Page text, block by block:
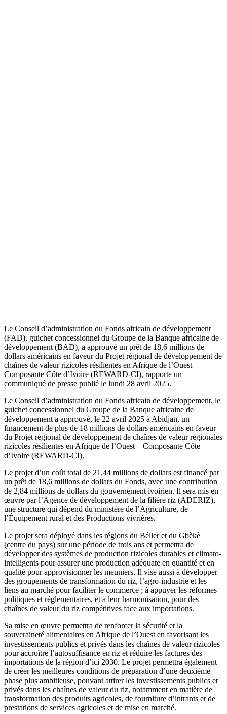
Le Conseil d’administration du Fonds africain de développement
(FAD), guichet concessionnel du Groupe de la Banque africaine de
développement (BAD), a approuvé un prêt de 18,6 millions de
dollars américains en faveur du Projet régional de développement de
chaînes de valeur rizicoles résilientes en Afrique de l’Ouest –
Composante Côte d’Ivoire (REWARD-CI), rapporte un
communiqué de presse publié le lundi 28 avril 2025.
Le Conseil d’administration du Fonds africain de développement, le
guichet concessionnel du Groupe de la Banque africaine de
développement a approuvé, le 22 avril 2025 à Abidjan, un
financement de plus de 18 millions de dollars américains en faveur
du Projet régional de développement de chaînes de valeur régionales
rizicoles résilientes en Afrique de l’Ouest – Composante Côte
d’Ivoire (REWARD-CI).
Le projet d’un coût total de 21,44 millions de dollars est financé par
un prêt de 18,6 millions de dollars du Fonds, avec une contribution
de 2,84 millions de dollars du gouvernement ivoirien. Il sera mis en
œuvre par l’Agence de développement de la filière riz (ADERIZ),
une structure qui dépend du ministère de l’Agriculture, de
l’Équipement rural et des Productions vivrières.
Le projet sera déployé dans les régions du Bélier et du Gbèkè
(centre du pays) sur une période de trois ans et permettra de
développer des systèmes de production rizicoles durables et climato-
intelligents pour assurer une production adéquate en quantité et en
qualité pour approvisionner les meuniers. Il vise aussi à développer
des groupements de transformation du riz, l’agro-industrie et les
liens au marché pour faciliter le commerce ; à appuyer les réformes
politiques et réglementaires, et à leur harmonisation, pour des
chaînes de valeur du riz compétitives face aux importations.
Sa mise en œuvre permettra de renforcer la sécurité et la
souveraineté alimentaires en Afrique de l’Ouest en favorisant les
investissements publics et privés dans les chaînes de valeur rizicoles
pour accroître l’autosuffisance en riz et réduire les factures des
importations de la région d’ici 2030. Le projet permettra également
de créer les meilleures conditions de préparation d’une deuxième
phase plus ambitieuse, pouvant attirer les investissements publics et
privés dans les chaînes de valeur du riz, notamment en matière de
transformation des produits agricoles, de fourniture d’intrants et de
prestations de services agricoles et de mise en marché.